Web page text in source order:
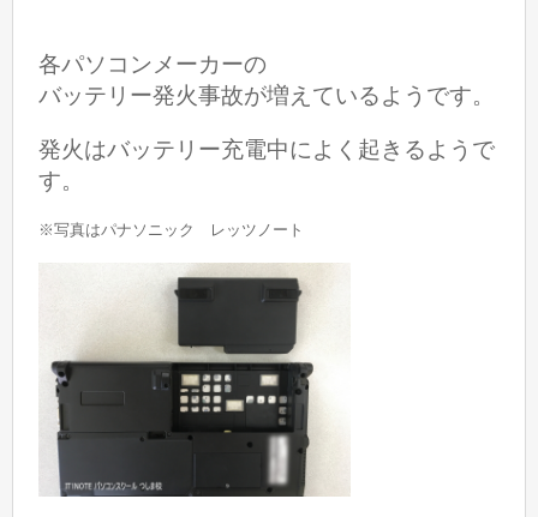
各パソコンメーカーの
バッテリー発火事故が増えているようです。
発火はバッテリー充電中によく起きるようで
す。
※写真はパナソニック レッツノート